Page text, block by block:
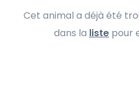
Cet animal a déjà été
dans la liste pour